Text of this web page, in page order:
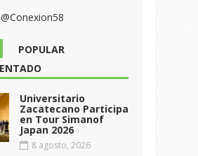
POPULAR
Universitario
Zacatecano Participa
en Tour Simanof
Japan 2026
8 agosto, 2026